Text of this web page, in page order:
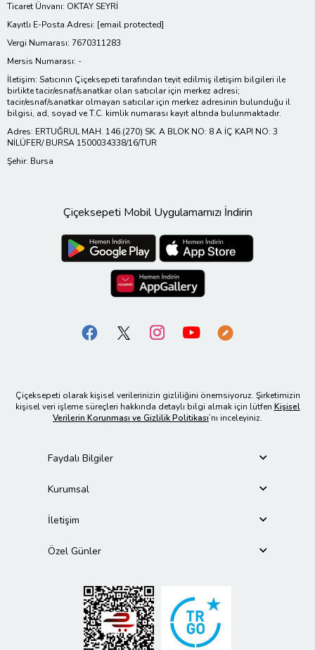
Ticaret Ünvanı: OKTAY SEYRİ
Kayıtlı E-Posta Adresi: [email protected]
Vergi Numarası: 7670311283
Mersis Numarası: -
İletişim: Satıcının Çiçeksepeti tarafından teyit edilmiş iletişim bilgileri ile
birlikte tacir/esnaf/sanatkar olan satıcılar için merkez adresi;
tacir/esnaf/sanatkar olmayan satıcılar için merkez adresinin bulunduğu il
bilgisi, ad, soyad ve T.C. kimlik numarası kayıt altında bulunmaktadır.
Adres: ERTUĞRUL MAH. 146.(270) SK. A BLOK NO: 8 A İÇ KAPI NO: 3
NİLÜFER/ BURSA 1500034338/16/TUR
Şehir: Bursa
Çiçeksepeti Mobil Uygulamamızı İndirin
Çiçeksepeti olarak kişisel verilerinizin gizliliğini önemsiyoruz. Şirketimizin
kişisel veri işleme süreçleri hakkında detaylı bilgi almak için lütfen Kişisel
Verilerin Korunması ve Gizlilik Politikası’nı inceleyiniz.
Faydalı Bilgiler
Kurumsal
İletişim
Özel Günler